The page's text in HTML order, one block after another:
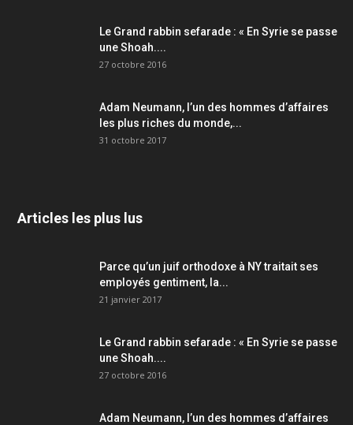
Le Grand rabbin sefarade : « En Syrie se passe
une Shoah....
27 octobre 2016
Adam Neumann, l’un des hommes d’affaires
les plus riches du monde,...
31 octobre 2017
Articles les plus lus
Parce qu’un juif orthodoxe à NY traitait ses
employés gentiment, la...
21 janvier 2017
Le Grand rabbin sefarade : « En Syrie se passe
une Shoah....
27 octobre 2016
Adam Neumann, l’un des hommes d’affaires